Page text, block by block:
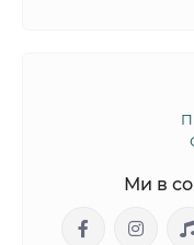
Ми в